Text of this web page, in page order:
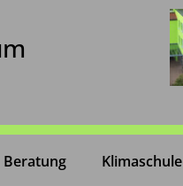
Beratung Klimaschule